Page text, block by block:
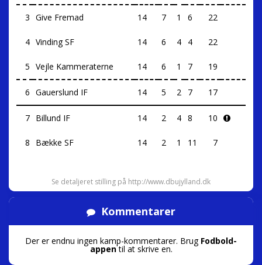
3 Give Fremad 14 7 1 6 22
4 Vinding SF 14 6 4 4 22
5 Vejle Kammeraterne 14 6 1 7 19
6 Gauerslund IF 14 5 2 7 17
7 Billund IF 14 2 4 8 10
8 Bække SF 14 2 1 11 7
Se detaljeret stilling på http://www.dbujylland.dk
Kommentarer
Der er endnu ingen kamp-kommentarer. Brug Fodbold-
appentil at skrive en.